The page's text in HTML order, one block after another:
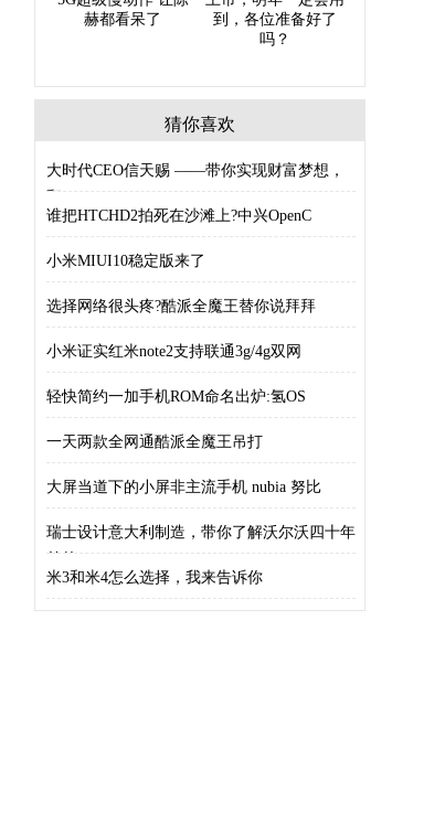
猜你喜欢
大时代CEO信天赐 ——带你实现财富梦想，
翻
谁把HTCHD2拍死在沙滩上?中兴OpenC
小米MIUI10稳定版来了
选择网络很头疼?酷派全魔王替你说拜拜
小米证实红米note2支持联通3g/4g双网
轻快简约一加手机ROM命名出炉:氢OS
一天两款全网通酷派全魔王吊打
大屏当道下的小屏非主流手机 nubia 努比
瑞士设计意大利制造，带你了解沃尔沃四十年
前的
米3和米4怎么选择，我来告诉你